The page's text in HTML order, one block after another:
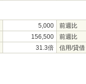
5,000
前週比
156,500
前週比
31.3倍 信用/貸借